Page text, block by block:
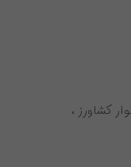
کشاورز ،